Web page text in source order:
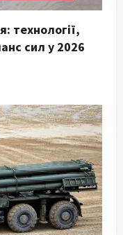
технології,
сил у 2026